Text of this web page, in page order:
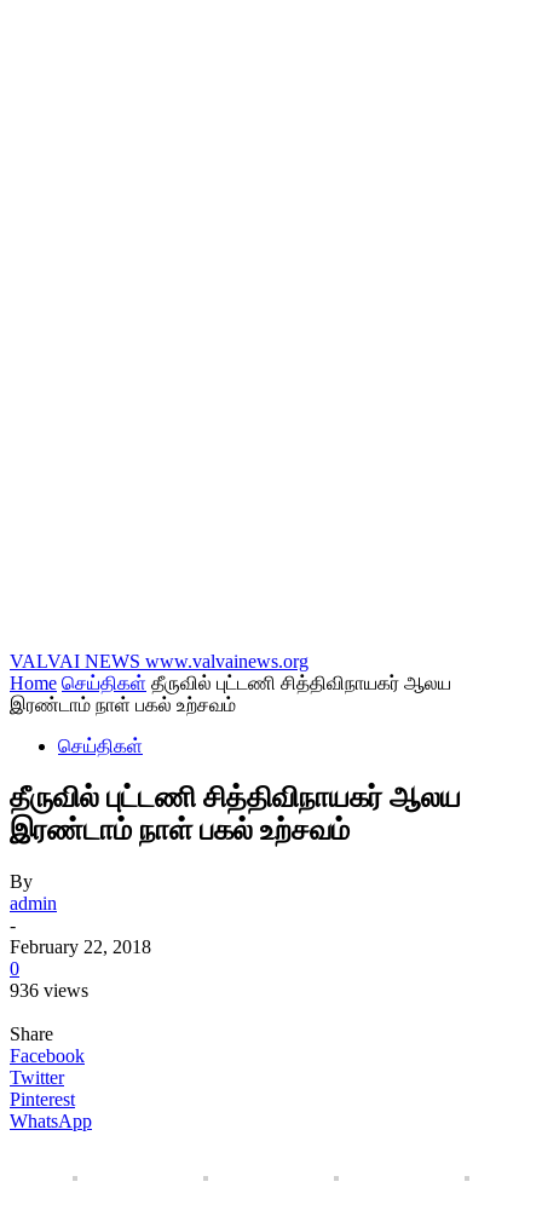
VALVAI NEWS www.valvainews.org
Home செய்திகள் தீருவில் புட்டணி சித்திவிநாயகர் ஆலய
இரண்டாம் நாள் பகல் உற்சவம்
செய்திகள்
தீருவில் புட்டணி சித்திவிநாயகர் ஆலய
இரண்டாம் நாள் பகல் உற்சவம்
By
admin
-
February 22, 2018
0
936 views
Share
Facebook
Twitter
Pinterest
WhatsApp